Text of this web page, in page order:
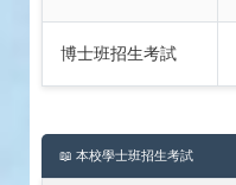
博士班招生考試
📖 本校學士班招生考試